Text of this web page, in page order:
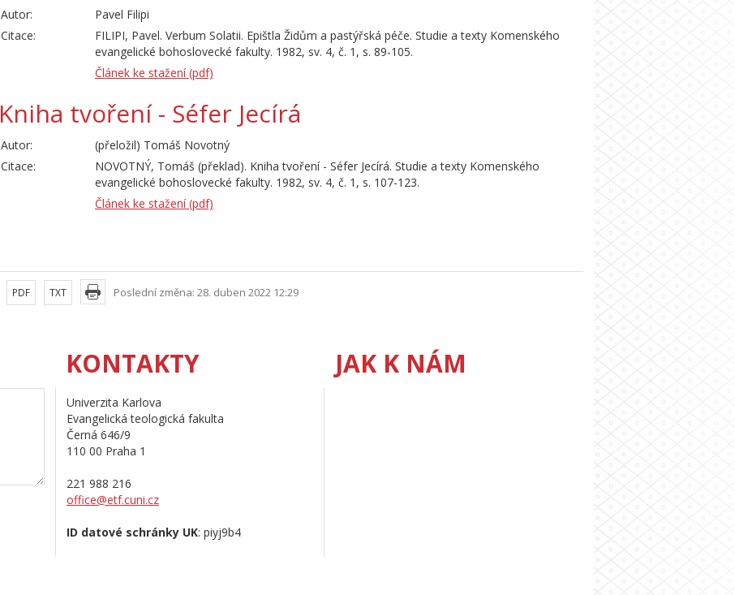
Autor:
Pavel Filipi
Citace:
FILIPI, Pavel. Verbum Solatii. Epištla Židům a pastýřská péče. Studie a texty Komenského
evangelické bohoslovecké fakulty. 1982, sv. 4, č. 1, s. 89-105.
Článek ke stažení (pdf)
Kniha tvoření - Séfer Jecírá
Autor:
(přeložil) Tomáš Novotný
Citace:
NOVOTNÝ, Tomáš (překlad). Kniha tvoření - Séfer Jecírá. Studie a texty Komenského
evangelické bohoslovecké fakulty. 1982, sv. 4, č. 1, s. 107-123.
Článek ke stažení (pdf)
Poslední změna: 28. duben 2022 12:29
PDF TXT
KONTAKTY
Univerzita Karlova
Evangelická teologická fakulta
Černá 646/9
110 00 Praha 1
221 988 216
office@etf.cuni.cz
ID datové schránky UK: piyj9b4
JAK K NÁM